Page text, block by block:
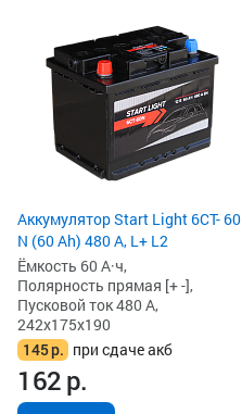
Аккумулятор Start Light 6СТ- 60
N (60 Ah) 480 А, L+ L2
Ёмкость 60 А·ч,
Полярность прямая [+ -],
Пусковой ток 480 А,
242x175x190
145р. при сдаче акб
162р.